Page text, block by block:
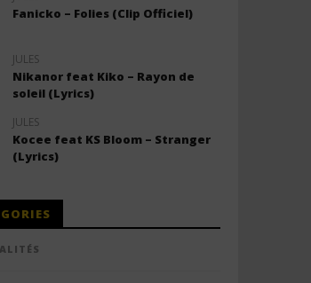
Fanicko – Folies (Clip Officiel)
JULES
Nikanor feat Kiko – Rayon de
soleil (Lyrics)
JULES
Kocee feat KS Bloom – Stranger
(Lyrics)